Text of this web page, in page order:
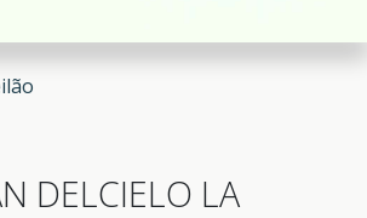
DELCIELO LA